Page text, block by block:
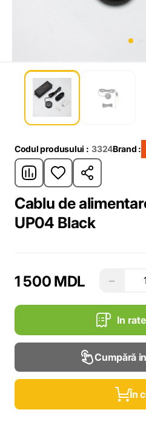
Codul produsului : 3324Brand :
Cablu de
UP04 Black
1 500 MDL −
In
Cumpără
În